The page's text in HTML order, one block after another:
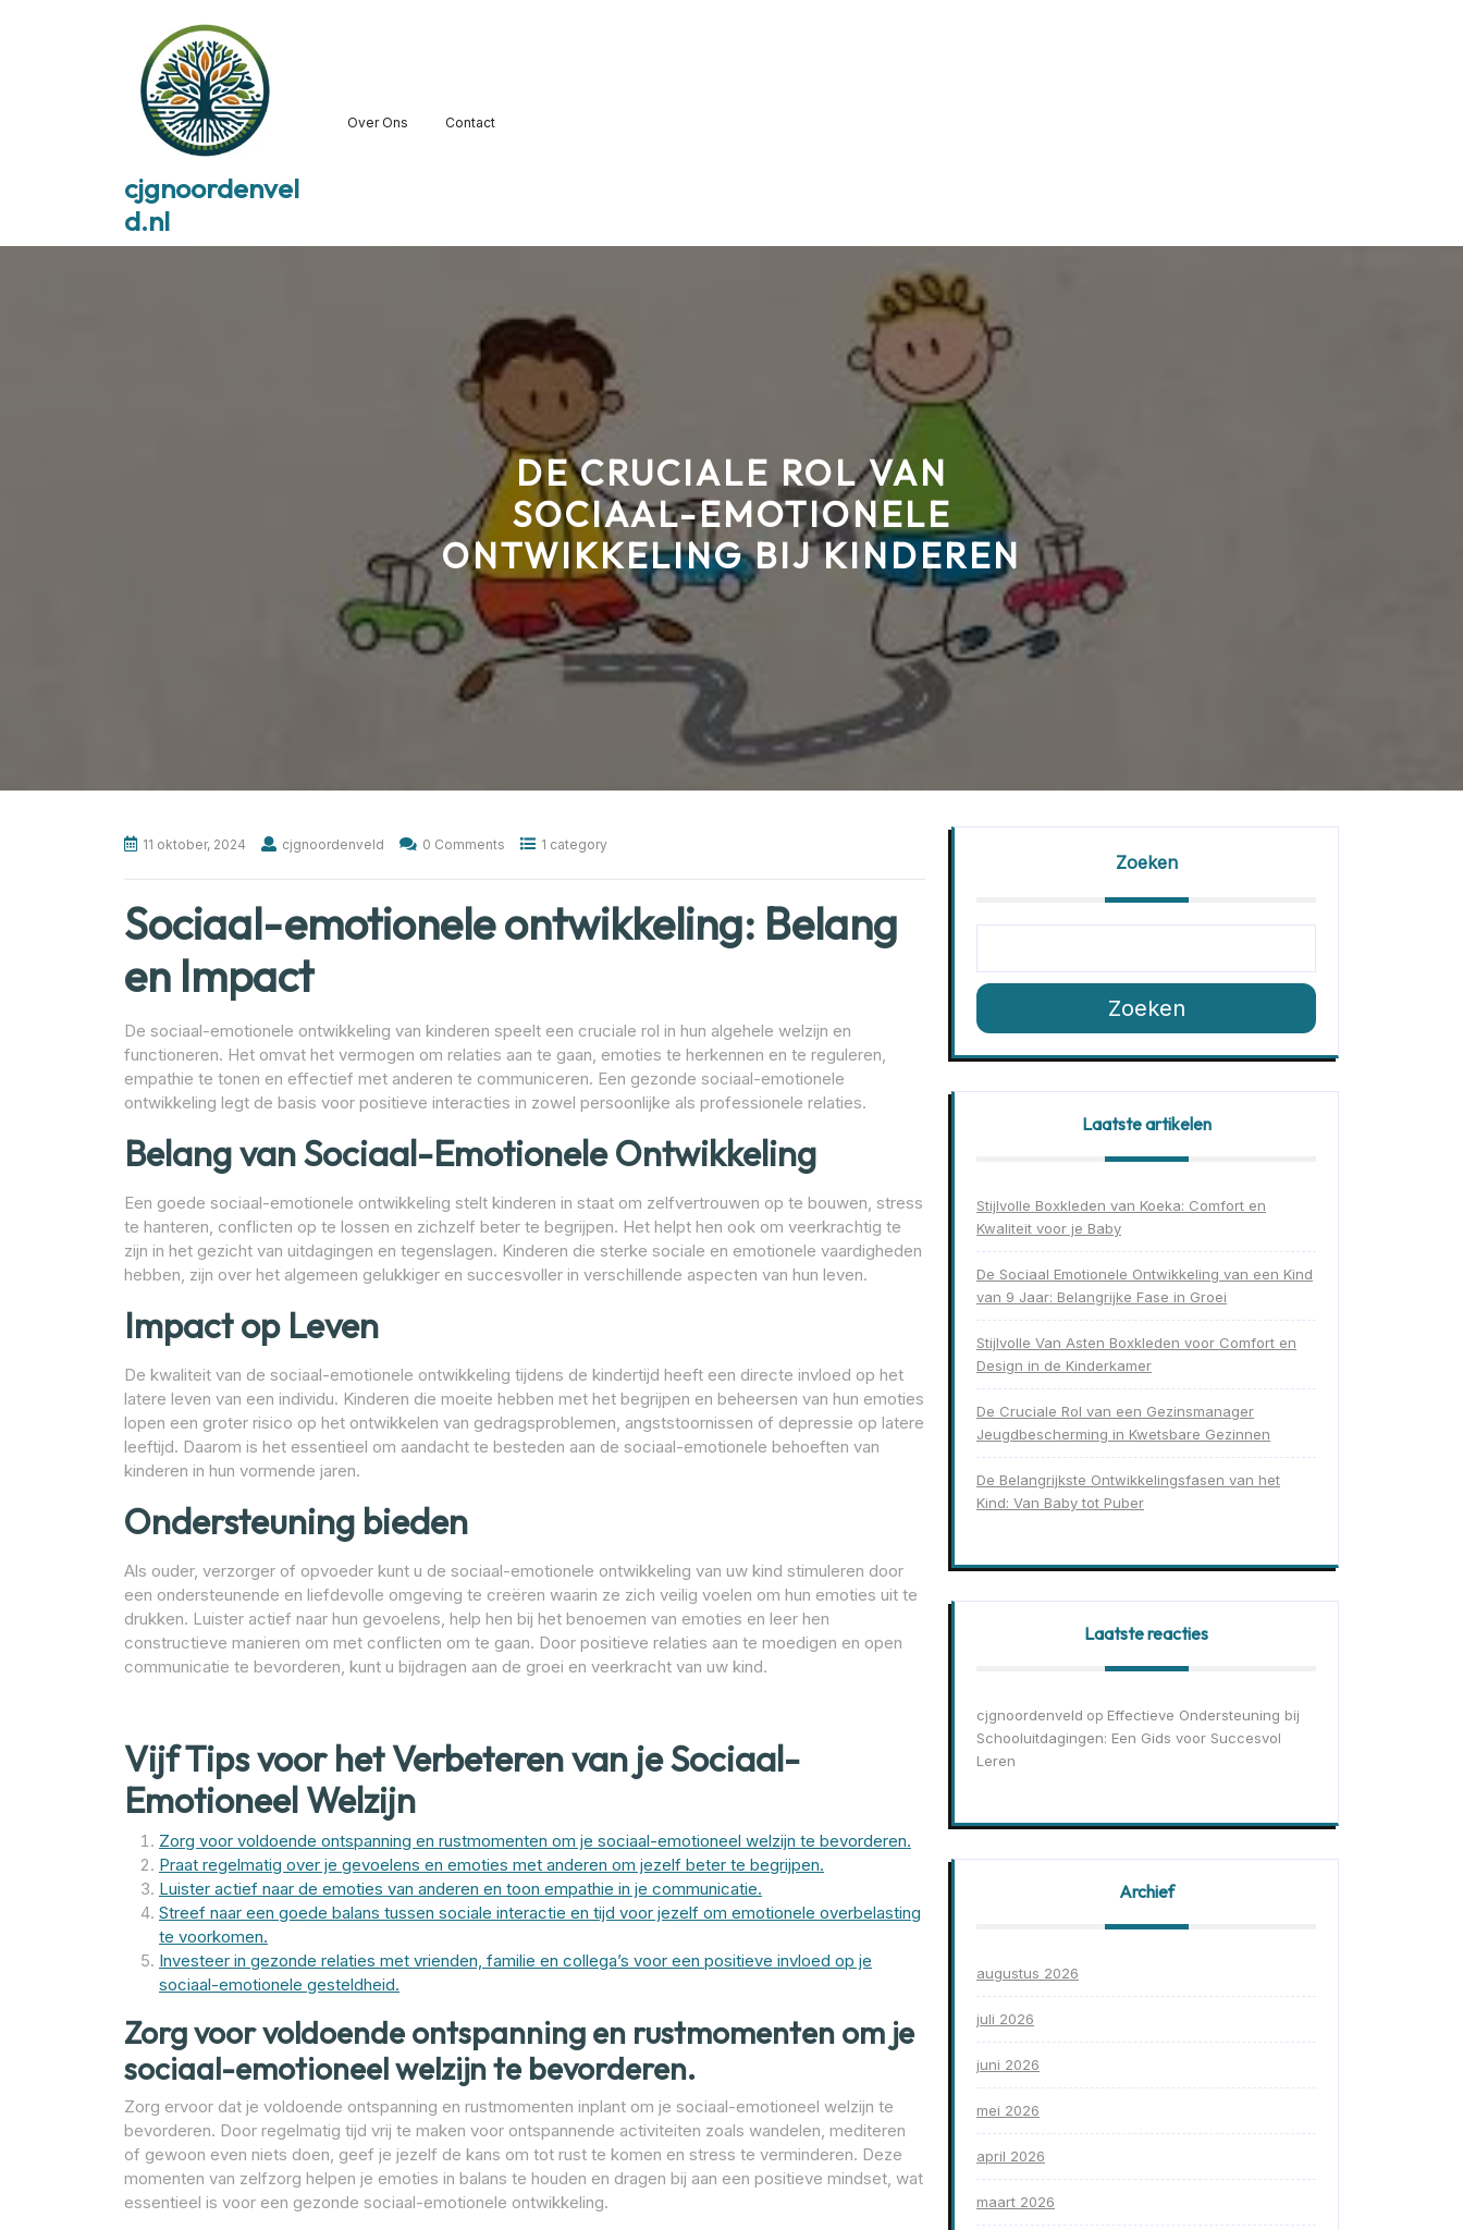
cjgnoordenvel
d.nl
Over Ons Contact
DE CRUCIALE ROL VAN
SOCIAAL-EMOTIONELE
ONTWIKKELING BIJ KINDEREN
11 oktober, 2024 cjgnoordenveld 0 Comments 1 category
Sociaal-emotionele ontwikkeling: Belang
en Impact
De sociaal-emotionele ontwikkeling van kinderen speelt een cruciale rol in hun algehele welzijn en
functioneren. Het omvat het vermogen om relaties aan te gaan, emoties te herkennen en te reguleren,
empathie te tonen en effectief met anderen te communiceren. Een gezonde sociaal-emotionele
ontwikkeling legt de basis voor positieve interacties in zowel persoonlijke als professionele relaties.
Belang van Sociaal-Emotionele Ontwikkeling
Een goede sociaal-emotionele ontwikkeling stelt kinderen in staat om zelfvertrouwen op te bouwen, stress
te hanteren, conflicten op te lossen en zichzelf beter te begrijpen. Het helpt hen ook om veerkrachtig te
zijn in het gezicht van uitdagingen en tegenslagen. Kinderen die sterke sociale en emotionele vaardigheden
hebben, zijn over het algemeen gelukkiger en succesvoller in verschillende aspecten van hun leven.
Impact op Leven
De kwaliteit van de sociaal-emotionele ontwikkeling tijdens de kindertijd heeft een directe invloed op het
latere leven van een individu. Kinderen die moeite hebben met het begrijpen en beheersen van hun emoties
lopen een groter risico op het ontwikkelen van gedragsproblemen, angststoornissen of depressie op latere
leeftijd. Daarom is het essentieel om aandacht te besteden aan de sociaal-emotionele behoeften van
kinderen in hun vormende jaren.
Ondersteuning bieden
Als ouder, verzorger of opvoeder kunt u de sociaal-emotionele ontwikkeling van uw kind stimuleren door
een ondersteunende en liefdevolle omgeving te creëren waarin ze zich veilig voelen om hun emoties uit te
drukken. Luister actief naar hun gevoelens, help hen bij het benoemen van emoties en leer hen
constructieve manieren om met conflicten om te gaan. Door positieve relaties aan te moedigen en open
communicatie te bevorderen, kunt u bijdragen aan de groei en veerkracht van uw kind.
Vijf Tips voor het Verbeteren van je Sociaal-
Emotioneel Welzijn
Zorg voor voldoende ontspanning en rustmomenten om je sociaal-emotioneel welzijn te bevorderen.
Praat regelmatig over je gevoelens en emoties met anderen om jezelf beter te begrijpen.
Luister actief naar de emoties van anderen en toon empathie in je communicatie.
Streef naar een goede balans tussen sociale interactie en tijd voor jezelf om emotionele overbelasting
te voorkomen.
Investeer in gezonde relaties met vrienden, familie en collega’s voor een positieve invloed op je
sociaal-emotionele gesteldheid.
Zorg voor voldoende ontspanning en rustmomenten om je
sociaal-emotioneel welzijn te bevorderen.
Zorg ervoor dat je voldoende ontspanning en rustmomenten inplant om je sociaal-emotioneel welzijn te
bevorderen. Door regelmatig tijd vrij te maken voor ontspannende activiteiten zoals wandelen, mediteren
of gewoon even niets doen, geef je jezelf de kans om tot rust te komen en stress te verminderen. Deze
momenten van zelfzorg helpen je emoties in balans te houden en dragen bij aan een positieve mindset, wat
essentieel is voor een gezonde sociaal-emotionele ontwikkeling.
Zoeken
Zoeken
Laatste artikelen
Stijlvolle Boxkleden van Koeka: Comfort en
Kwaliteit voor je Baby
De Sociaal Emotionele Ontwikkeling van een Kind
van 9 Jaar: Belangrijke Fase in Groei
Stijlvolle Van Asten Boxkleden voor Comfort en
Design in de Kinderkamer
De Cruciale Rol van een Gezinsmanager
Jeugdbescherming in Kwetsbare Gezinnen
De Belangrijkste Ontwikkelingsfasen van het
Kind: Van Baby tot Puber
Laatste reacties
cjgnoordenveld op Effectieve Ondersteuning bij
Schooluitdagingen: Een Gids voor Succesvol
Leren
Archief
augustus 2026
juli 2026
juni 2026
mei 2026
april 2026
maart 2026